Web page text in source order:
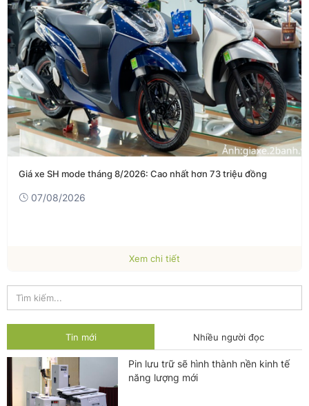
Cao nhất hơn 73 triệu đồng Thời trang Việt chinh phục
Tin mới Nhiều người đọc
Pin lưu trữ sẽ hình thành nền kinh tế
năng lượng mới